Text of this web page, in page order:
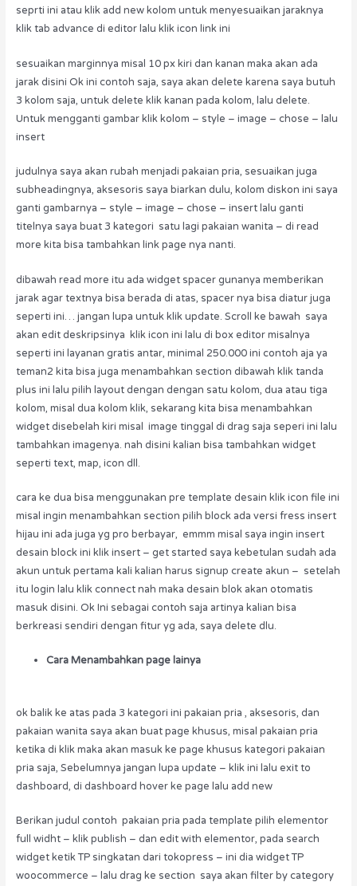
seprti ini atau klik add new kolom untuk menyesuaikan jaraknya
klik tab advance di editor lalu klik icon link ini
sesuaikan marginnya misal 10 px kiri dan kanan maka akan ada
jarak disini Ok ini contoh saja, saya akan delete karena saya butuh
3 kolom saja, untuk delete klik kanan pada kolom, lalu delete.
Untuk mengganti gambar klik kolom – style – image – chose – lalu
insert
judulnya saya akan rubah menjadi pakaian pria, sesuaikan juga
subheadingnya, aksesoris saya biarkan dulu, kolom diskon ini saya
ganti gambarnya – style – image – chose – insert lalu ganti
titelnya saya buat 3 kategori satu lagi pakaian wanita – di read
more kita bisa tambahkan link page nya nanti.
dibawah read more itu ada widget spacer gunanya memberikan
jarak agar textnya bisa berada di atas, spacer nya bisa diatur juga
seperti ini… jangan lupa untuk klik update. Scroll ke bawah saya
akan edit deskripsinya klik icon ini lalu di box editor misalnya
seperti ini layanan gratis antar, minimal 250.000 ini contoh aja ya
teman2 kita bisa juga menambahkan section dibawah klik tanda
plus ini lalu pilih layout dengan dengan satu kolom, dua atau tiga
kolom, misal dua kolom klik, sekarang kita bisa menambahkan
widget disebelah kiri misal image tinggal di drag saja seperi ini lalu
tambahkan imagenya. nah disini kalian bisa tambahkan widget
seperti text, map, icon dll.
cara ke dua bisa menggunakan pre template desain klik icon file ini
misal ingin menambahkan section pilih block ada versi fress insert
hijau ini ada juga yg pro berbayar, emmm misal saya ingin insert
desain block ini klik insert – get started saya kebetulan sudah ada
akun untuk pertama kali kalian harus signup create akun – setelah
itu login lalu klik connect nah maka desain blok akan otomatis
masuk disini. Ok Ini sebagai contoh saja artinya kalian bisa
berkreasi sendiri dengan fitur yg ada, saya delete dlu.
Cara Menambahkan page lainya
ok balik ke atas pada 3 kategori ini pakaian pria , aksesoris, dan
pakaian wanita saya akan buat page khusus, misal pakaian pria
ketika di klik maka akan masuk ke page khusus kategori pakaian
pria saja, Sebelumnya jangan lupa update – klik ini lalu exit to
dashboard, di dashboard hover ke page lalu add new
Berikan judul contoh pakaian pria pada template pilih elementor
full widht – klik publish – dan edit with elementor, pada search
widget ketik TP singkatan dari tokopress – ini dia widget TP
woocommerce – lalu drag ke section saya akan filter by category